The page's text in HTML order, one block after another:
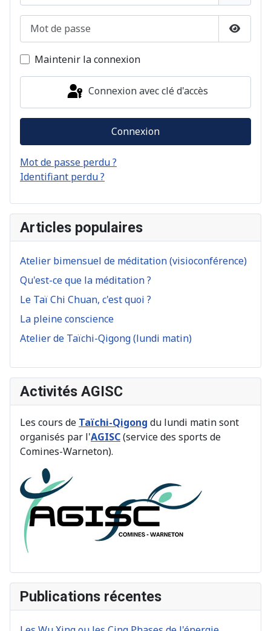
Mot de passe
Maintenir la connexion
Connexion avec clé d'accès
Connexion
Mot de passe perdu ?
Identifiant perdu ?
Articles populaires
Atelier bimensuel de méditation (visioconférence)
Qu'est-ce que la méditation ?
Le Taï Chi Chuan, c'est quoi ?
La pleine conscience
Atelier de Taïchi-Qigong (lundi matin)
Activités AGISC
Les cours de Taïchi-Qigong du lundi matin sont
organisés par l'AGISC(service des sports de
Comines-Warneton).
Publications récentes